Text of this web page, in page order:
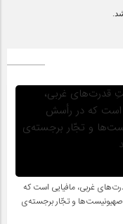
غربی، مافیایی است که
و تجّار برجسته‌ی